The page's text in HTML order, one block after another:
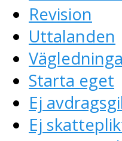
Revision
Uttalanden
Starta eget
Ej
Ej